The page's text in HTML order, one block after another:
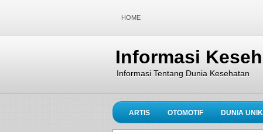
HOME
Informasi
Informasi Tentang Dunia Kesehatan
ARTIS OTOMOTIF DUNIA UNIK